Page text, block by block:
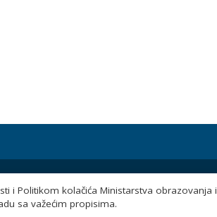
i nauke Tuzlanskog
i Politikom kolačića Ministarstva obrazovanja i
sa važećim propisima.